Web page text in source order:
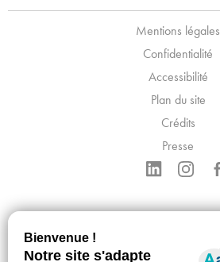
Mentions légales
Confidentialité
Accessibilité
Plan du site
Crédits
Presse